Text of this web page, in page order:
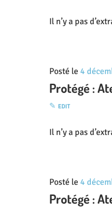
Il n’y a pas
Posté le 4
Protégé :
EDIT
Il n’y a pas
Posté le 4
Protégé :